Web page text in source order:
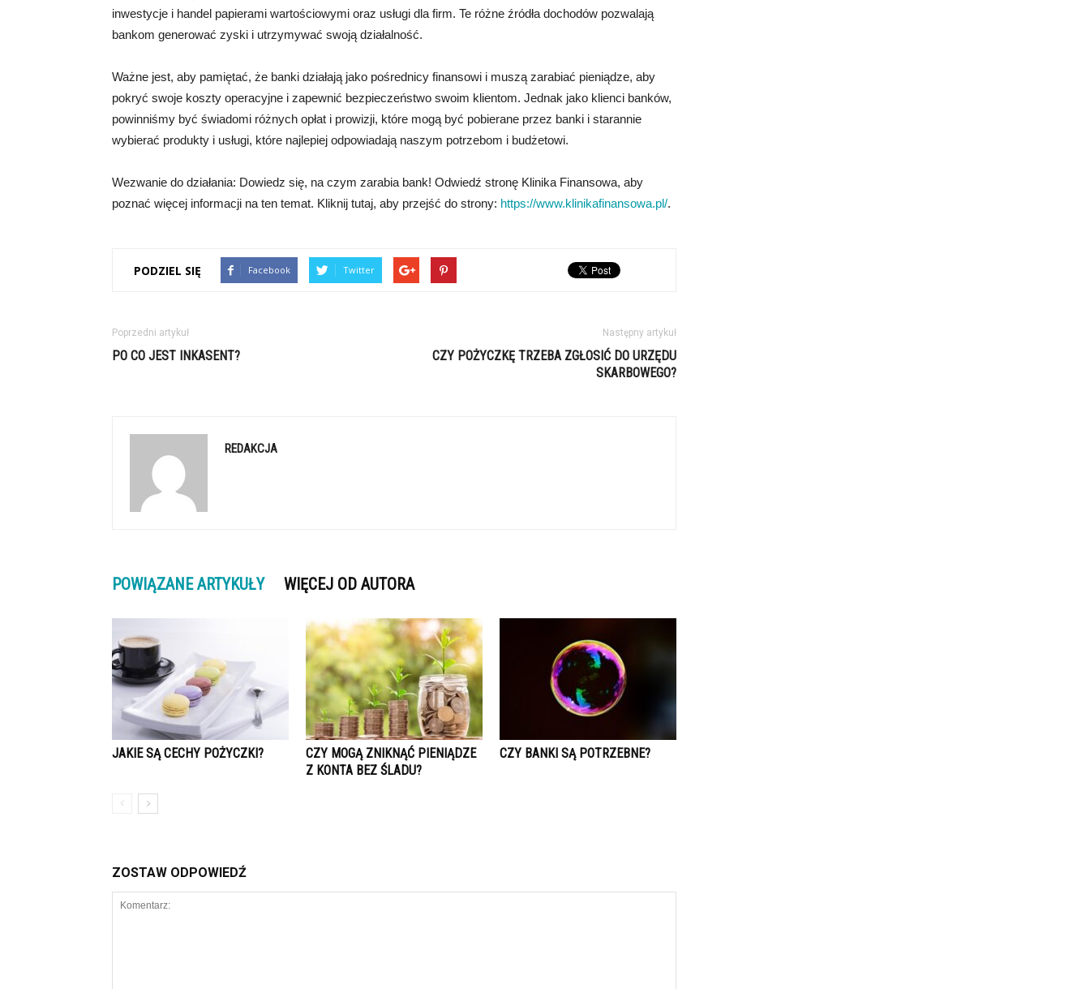
inwestycje i handel papierami wartościowymi oraz usługi dla firm. Te różne źródła dochodów pozwalają
bankom generować zyski i utrzymywać swoją działalność.
Ważne jest, aby pamiętać, że banki działają jako pośrednicy finansowi i muszą zarabiać pieniądze, aby
pokryć swoje koszty operacyjne i zapewnić bezpieczeństwo swoim klientom. Jednak jako klienci banków,
powinniśmy być świadomi różnych opłat i prowizji, które mogą być pobierane przez banki i starannie
wybierać produkty i usługi, które najlepiej odpowiadają naszym potrzebom i budżetowi.
Wezwanie do działania: Dowiedz się, na czym zarabia bank! Odwiedź stronę Klinika Finansowa, aby
poznać więcej informacji na ten temat. Kliknij tutaj, aby przejść do strony: https://www.klinikafinansowa.pl/.
PODZIEL SIĘ Facebook Twitter
Poprzedni artykuł
PO CO JEST INKASENT?
Następny artykuł
CZY POŻYCZKĘ TRZEBA ZGŁOSIĆ DO URZĘDU
SKARBOWEGO?
REDAKCJA
POWIĄZANE ARTYKUŁY WIĘCEJ OD AUTORA
JAKIE SĄ CECHY POŻYCZKI?
CZY MOGĄ ZNIKNĄĆ PIENIĄDZE
Z KONTA BEZ ŚLADU?
CZY BANKI SĄ POTRZEBNE?
ZOSTAW ODPOWIEDŹ